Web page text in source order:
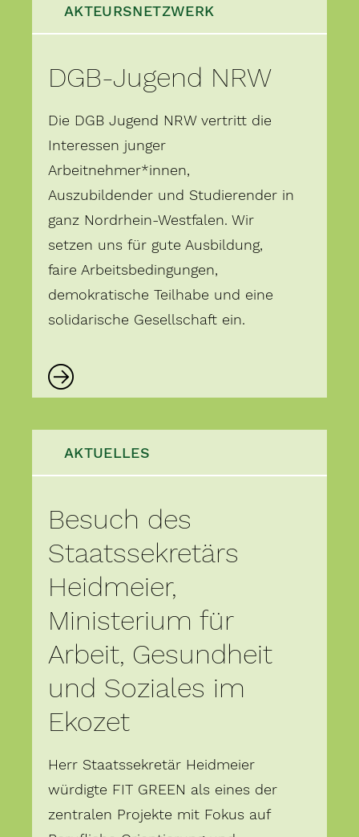
AKTEURSNETZWERK
DGB-Jugend NRW
Die DGB Jugend NRW vertritt die
Interessen junger
Arbeitnehmer*innen,
Auszubildender und Studierender in
ganz Nordrhein-Westfalen. Wir
setzen uns für gute Ausbildung,
faire Arbeitsbedingungen,
demokratische Teilhabe und eine
solidarische Gesellschaft ein.
AKTUELLES
Besuch des
Staatssekretärs
Heidmeier,
Ministerium für
Arbeit, Gesundheit
und Soziales im
Ekozet
Herr Staatssekretär Heidmeier
würdigte FIT GREEN als eines der
zentralen Projekte mit Fokus auf